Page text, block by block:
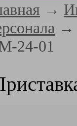
→
24-01